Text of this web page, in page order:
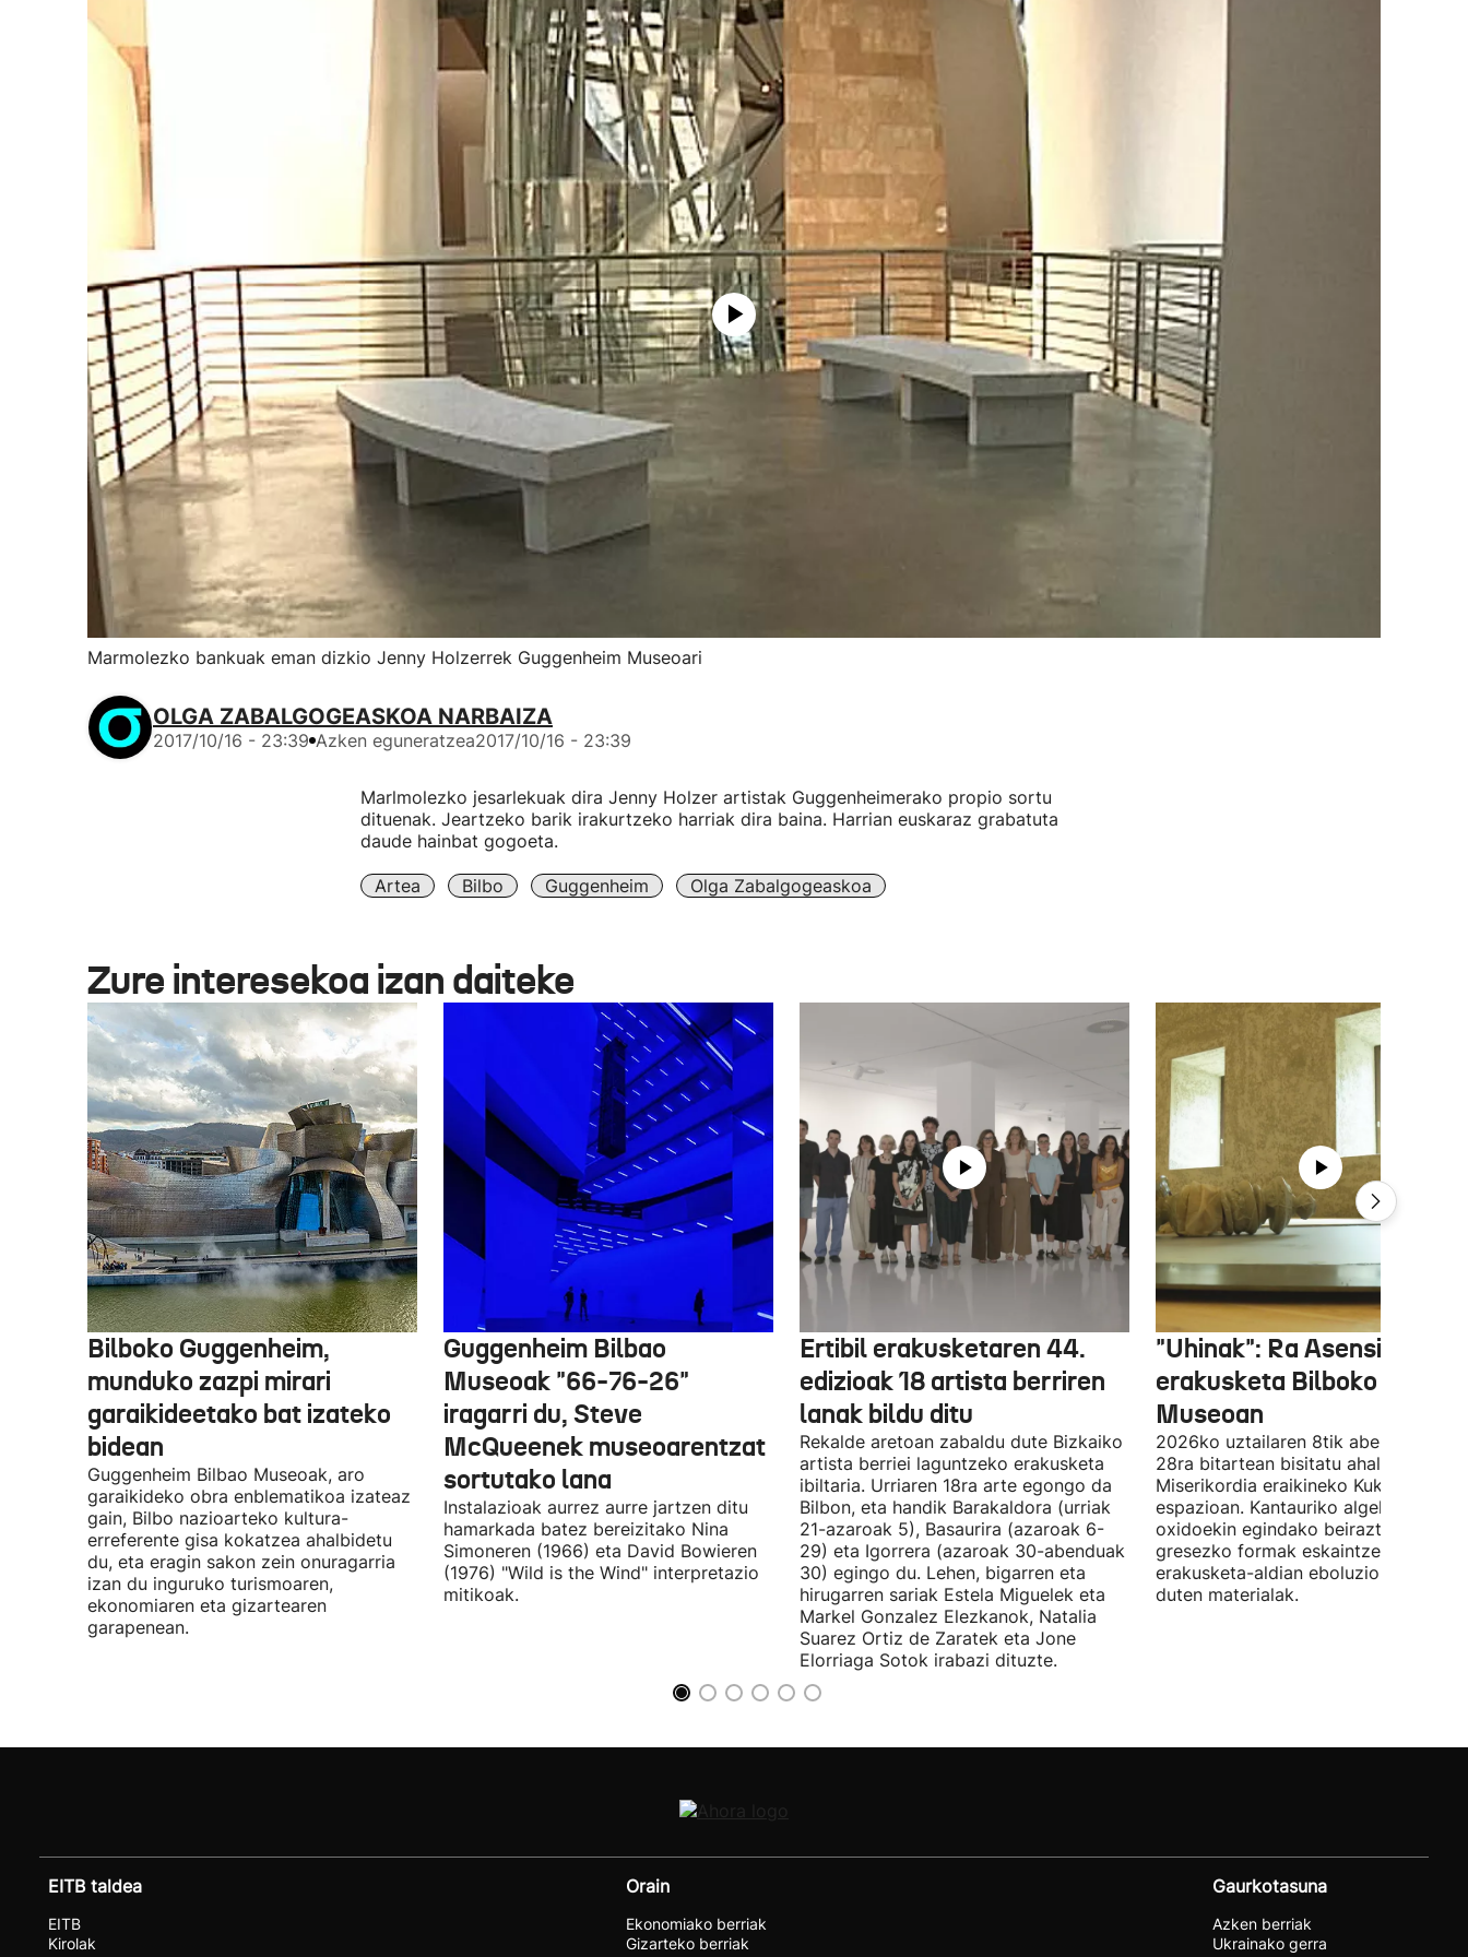
Marmolezko bankuak eman dizkio Jenny Holzerrek Guggenheim Museoari
OLGA ZABALGOGEASKOA NARBAIZA
2017/10/16 - 23:39 Azken eguneratzea2017/10/16 - 23:39
Marlmolezko jesarlekuak dira Jenny Holzer artistak Guggenheimerako propio sortu
dituenak. Jeartzeko barik irakurtzeko harriak dira baina. Harrian euskaraz grabatuta
daude hainbat gogoeta.
Artea Bilbo Guggenheim Olga Zabalgogeaskoa
Zure interesekoa izan daiteke
Bilboko Guggenheim,
munduko zazpi mirari
garaikideetako bat izateko
bidean
Guggenheim Bilbao Museoak, aro
garaikideko obra enblematikoa izateaz
gain, Bilbo nazioarteko kultura-
erreferente gisa kokatzea ahalbidetu
du, eta eragin sakon zein onuragarria
izan du inguruko turismoaren,
ekonomiaren eta gizartearen
garapenean.
Guggenheim Bilbao
Museoak "66-76-26"
iragarri du, Steve
McQueenek museoarentzat
sortutako lana
Instalazioak aurrez aurre jartzen ditu
hamarkada batez bereizitako Nina
Simoneren (1966) eta David Bowieren
(1976) "Wild is the Wind" interpretazio
mitikoak.
Ertibil erakusketaren 44.
edizioak 18 artista berriren
lanak bildu ditu
Rekalde aretoan zabaldu dute Bizkaiko
artista berriei laguntzeko erakusketa
ibiltaria. Urriaren 18ra arte egongo da
Bilbon, eta handik Barakaldora (urriak
21-azaroak 5), Basaurira (azaroak 6-
29) eta Igorrera (azaroak 30-abenduak
30) egingo du. Lehen, bigarren eta
hirugarren sariak Estela Miguelek eta
Markel Gonzalez Elezkanok, Natalia
Suarez Ortiz de Zaratek eta Jone
Elorriaga Sotok irabazi dituzte.
"Uhinak": Ra Asensiren
erakusketa Bilboko Euskal
Museoan
2026ko uztailaren 8tik abenduaren
28ra bitartean bisitatu ahal izango
Miserikordia eraikineko Kukula
espazioan. Kantauriko algekin eta
oxidoekin egindako beiraztatutako
gresezko formak eskaintzen ditu,
erakusketa-aldian eboluzionatzen
duten materialak.
EITB taldea
EITB
Kirolak
Orain
Ekonomiako berriak
Gizarteko berriak
Gaurkotasuna
Azken berriak
Ukrainako gerra